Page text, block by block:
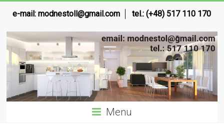
e-mail:modnestoll@gmail.com tel.: (+48) 517 110 170
Menu